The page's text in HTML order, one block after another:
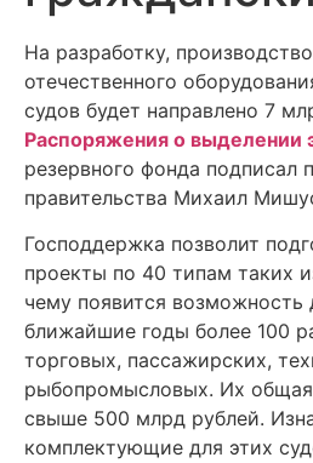
На разработку,
отечественного
судов будет направлено 7
Распоряжения о выделении
резервного фонда подписал
правительства Михаил
Господдержка позволит
проекты по 40 типам таких
чему появится возможность
ближайшие годы более 100
торговых, пассажирских,
рыбопромысловых. Их
свыше 500 млрд рублей.
комплектующие для этих